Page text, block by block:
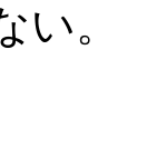
い。